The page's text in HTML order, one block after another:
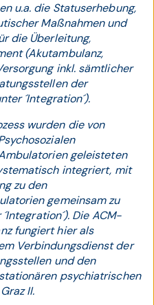
u.a. die Statuserhebung,
Maßnahmen und
die Überleitung,
(Akutambulanz,
inkl. sämtlicher
der
´Integration´).
wurden die von
geleisteten
integriert, mit
zu den
gemeinsam zu
Die ACM-
fungiert hier als
Verbindungsdienst der
und den
psychiatrischen
II.